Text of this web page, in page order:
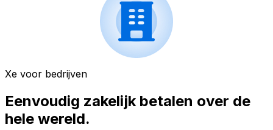
Xe voor bedrijven
Eenvoudig zakelijk betalen over de
hele wereld.